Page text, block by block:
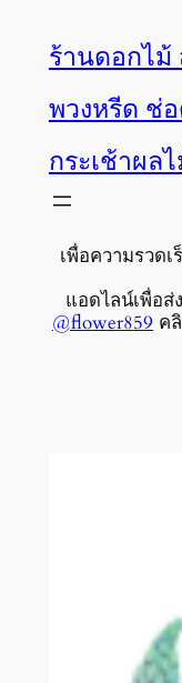
เนื้อหา
ร้านดอกไม้
พวงหรีด ช่
กระเช้าผล
เพื่อความรวด
แอดไลน์เพื่อส่
@flower859 ค